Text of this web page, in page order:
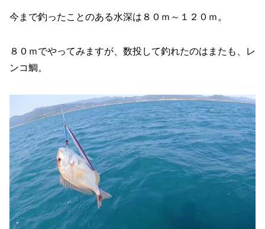
今まで釣ったことのある水深は８０ｍ～１２０ｍ。
８０ｍでやってみますが、数投して釣れたのはまたも、レ
ンコ鯛。